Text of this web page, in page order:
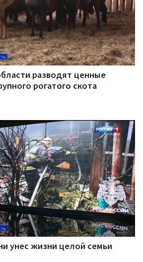
разводят ценные
рогатого скота
унес жизни целой семьи